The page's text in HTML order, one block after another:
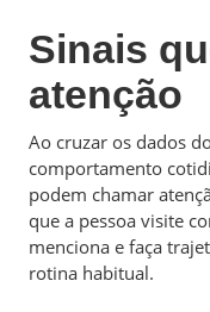
Sinais
atenção
Ao cruzar os dados
comportamento
podem chamar
que a pessoa visite
menciona e faça
rotina habitual.